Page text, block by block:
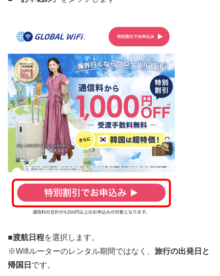
■渡航日程を選択します。
※Wifiルーターのレンタル期間ではなく、 旅行の出発日と
帰国日 です。